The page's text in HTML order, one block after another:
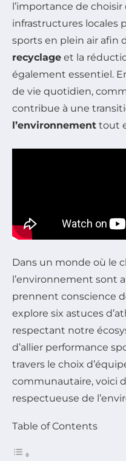
l’importance de choisir
infrastructures locales
sports en plein air afin
recyclage et la
également essentiel.
de vie quotidien,
contribue à une
l’environnement tout
Dans un monde où le
l’environnement sont
prennent conscience
explore six astuces
respectant notre
d’allier performance
travers le choix
communautaire, voici
respectueuse de
Table of Contents